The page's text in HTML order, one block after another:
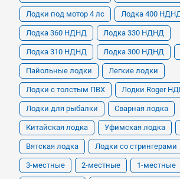
Лодки под мотор 4 лс Лодка 400
Лодка 360 НДНД Лодка 330 НДНД
Лодка 310 НДНД Лодка 300 НДНД
Пайольные лодки Легкие лодки
Лодки с толстым ПВХ Лодки Roger
Лодки для рыбалки Сварная лодка
Китайская лодка Уфимская лодка
Вятская лодка Лодки со стрингерами
3-местные 2-местные 1-местные